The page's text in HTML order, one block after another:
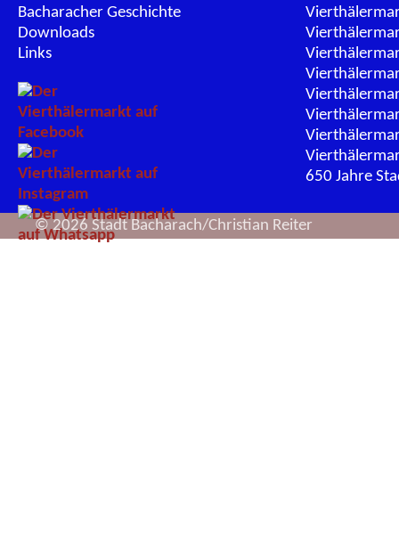
Bacharacher Geschichte
Downloads
Links
650 Jahre
© 2026 Stadt Bacharach/Christian Reiter